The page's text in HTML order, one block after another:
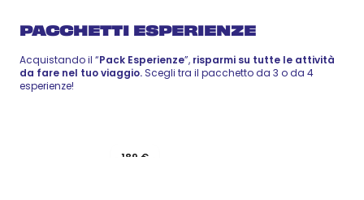
PACCHETTI ESPERIENZE
Acquistando il “Pack Esperienze”, risparmi su tutte le attività
da fare nel tuo viaggio. Scegli tra il pacchetto da 3 o da 4
esperienze!
189 €